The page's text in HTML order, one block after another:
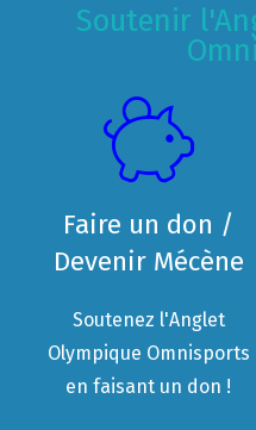
Soutenir
Faire un don /
Devenir Mécène
Soutenez l'Anglet
Olympique Omnisports
en faisant un don !